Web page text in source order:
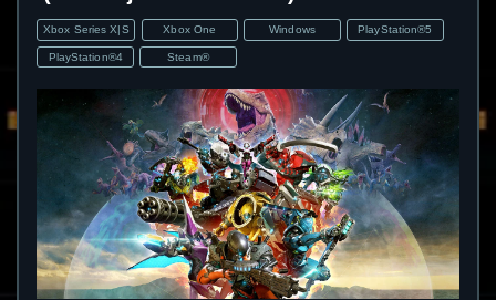
Xbox Series X|S Xbox One Windows PlayStation®5
PlayStation®4 Steam®